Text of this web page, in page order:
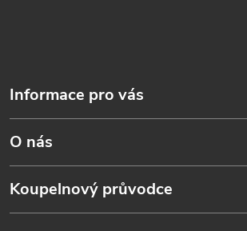
Informace pro vás
O nás
Koupelnový průvodce